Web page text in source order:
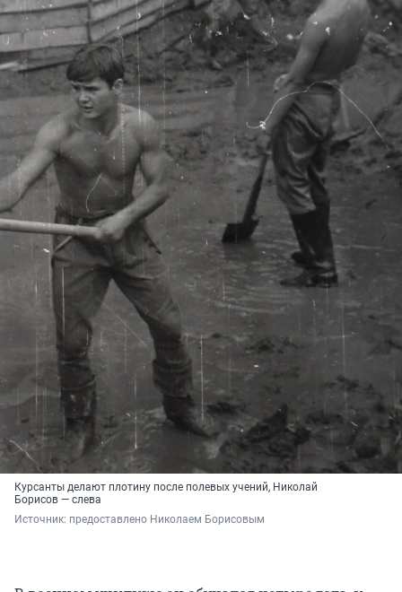
Курсанты делают плотину после полевых учений, Николай
Борисов — слева
Источник: предоставлено Николаем Борисовым